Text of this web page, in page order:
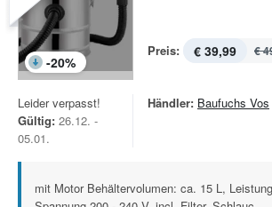
-20%
Preis: € 39,99 €
Leider verpasst!
Gültig: 26.12. -
05.01.
Händler: Baufuchs Vos
mit Motor Behältervolumen: ca. 15 L,